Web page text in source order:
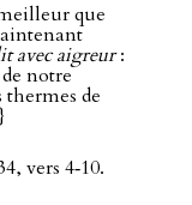
que
avec aigreur:
notre
thermes de
, vers 4‑10.